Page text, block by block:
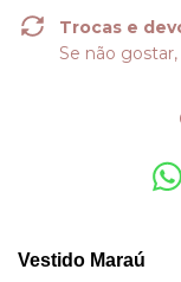
Trocas e
Se não
Vestido Maraú